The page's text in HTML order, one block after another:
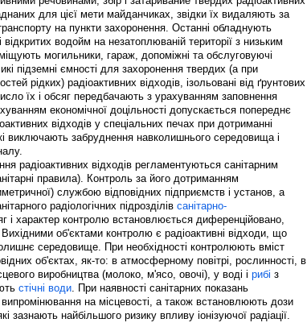
для цієї мети майданчиках, звідки їх видаляють за
на пункти захоронення. Останні обладнують
відкритих водойм на незатоплюваній території з низьким
могильники, гараж, допоміжні та обслуговуючі
підземні ємності для захоронення твердих (а при
рідких) радіоактивних відходів, ізольовані від ґрунтових
їх і обсяг передбачають з урахуванням заповнення
економічної доцільності допускається попереднє
відходів у спеціальних печах при дотриманні
виключають забруднення навколишнього середовища і
радіоактивних відходів регламентуються санітарним
правила). Контроль за його дотриманням
службою відповідних підприємств і установ, а
радіологічних підрозділів санітарно-
і характер контролю встановлюється диференційовано,
об'єктами контролю є радіоактивні відходи, що
середовище. При необхідності контролюють вміст
об'єктах, як-то: в атмосферному повітрі, рослинності, в
виробництва (молоко, м'ясо, овочі), у воді і рибі з
стічні води. При наявності санітарних показань
випромінювання на місцевості, а також встановлюють дози
зазнають найбільшого ризику впливу іонізуючої радіації.